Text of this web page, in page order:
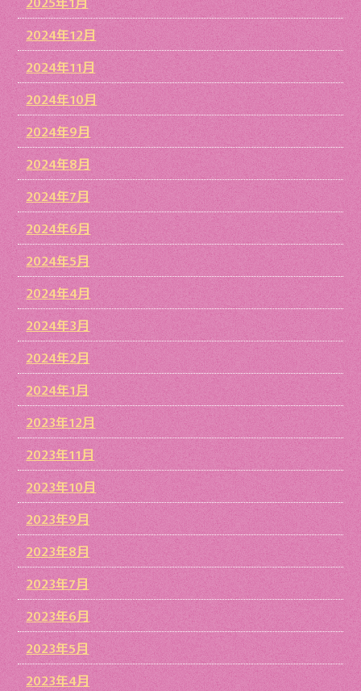
2024年12月
2024年11月
2024年10月
2024年9月
2024年8月
2024年7月
2024年6月
2024年5月
2024年4月
2024年3月
2024年2月
2024年1月
2023年12月
2023年11月
2023年10月
2023年9月
2023年8月
2023年7月
2023年6月
2023年5月
2023年4月